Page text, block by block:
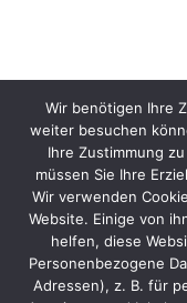
Wir benötigen Ihre
weiter besuchen
Ihre Zustimmung
müssen Sie Ihre
Wir verwenden
Website. Einige von
helfen, diese
Personenbezogene
Adressen), z. B. für